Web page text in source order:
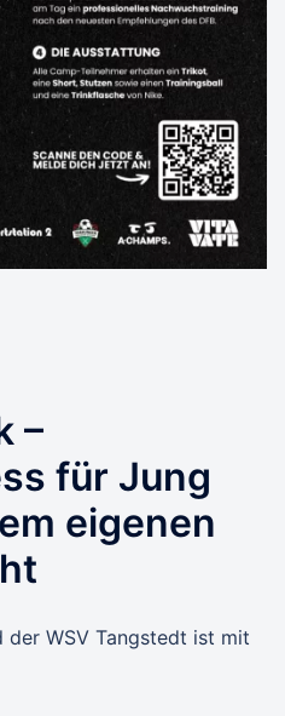
–
für Jung
eigenen
WSV Tangstedt ist mit